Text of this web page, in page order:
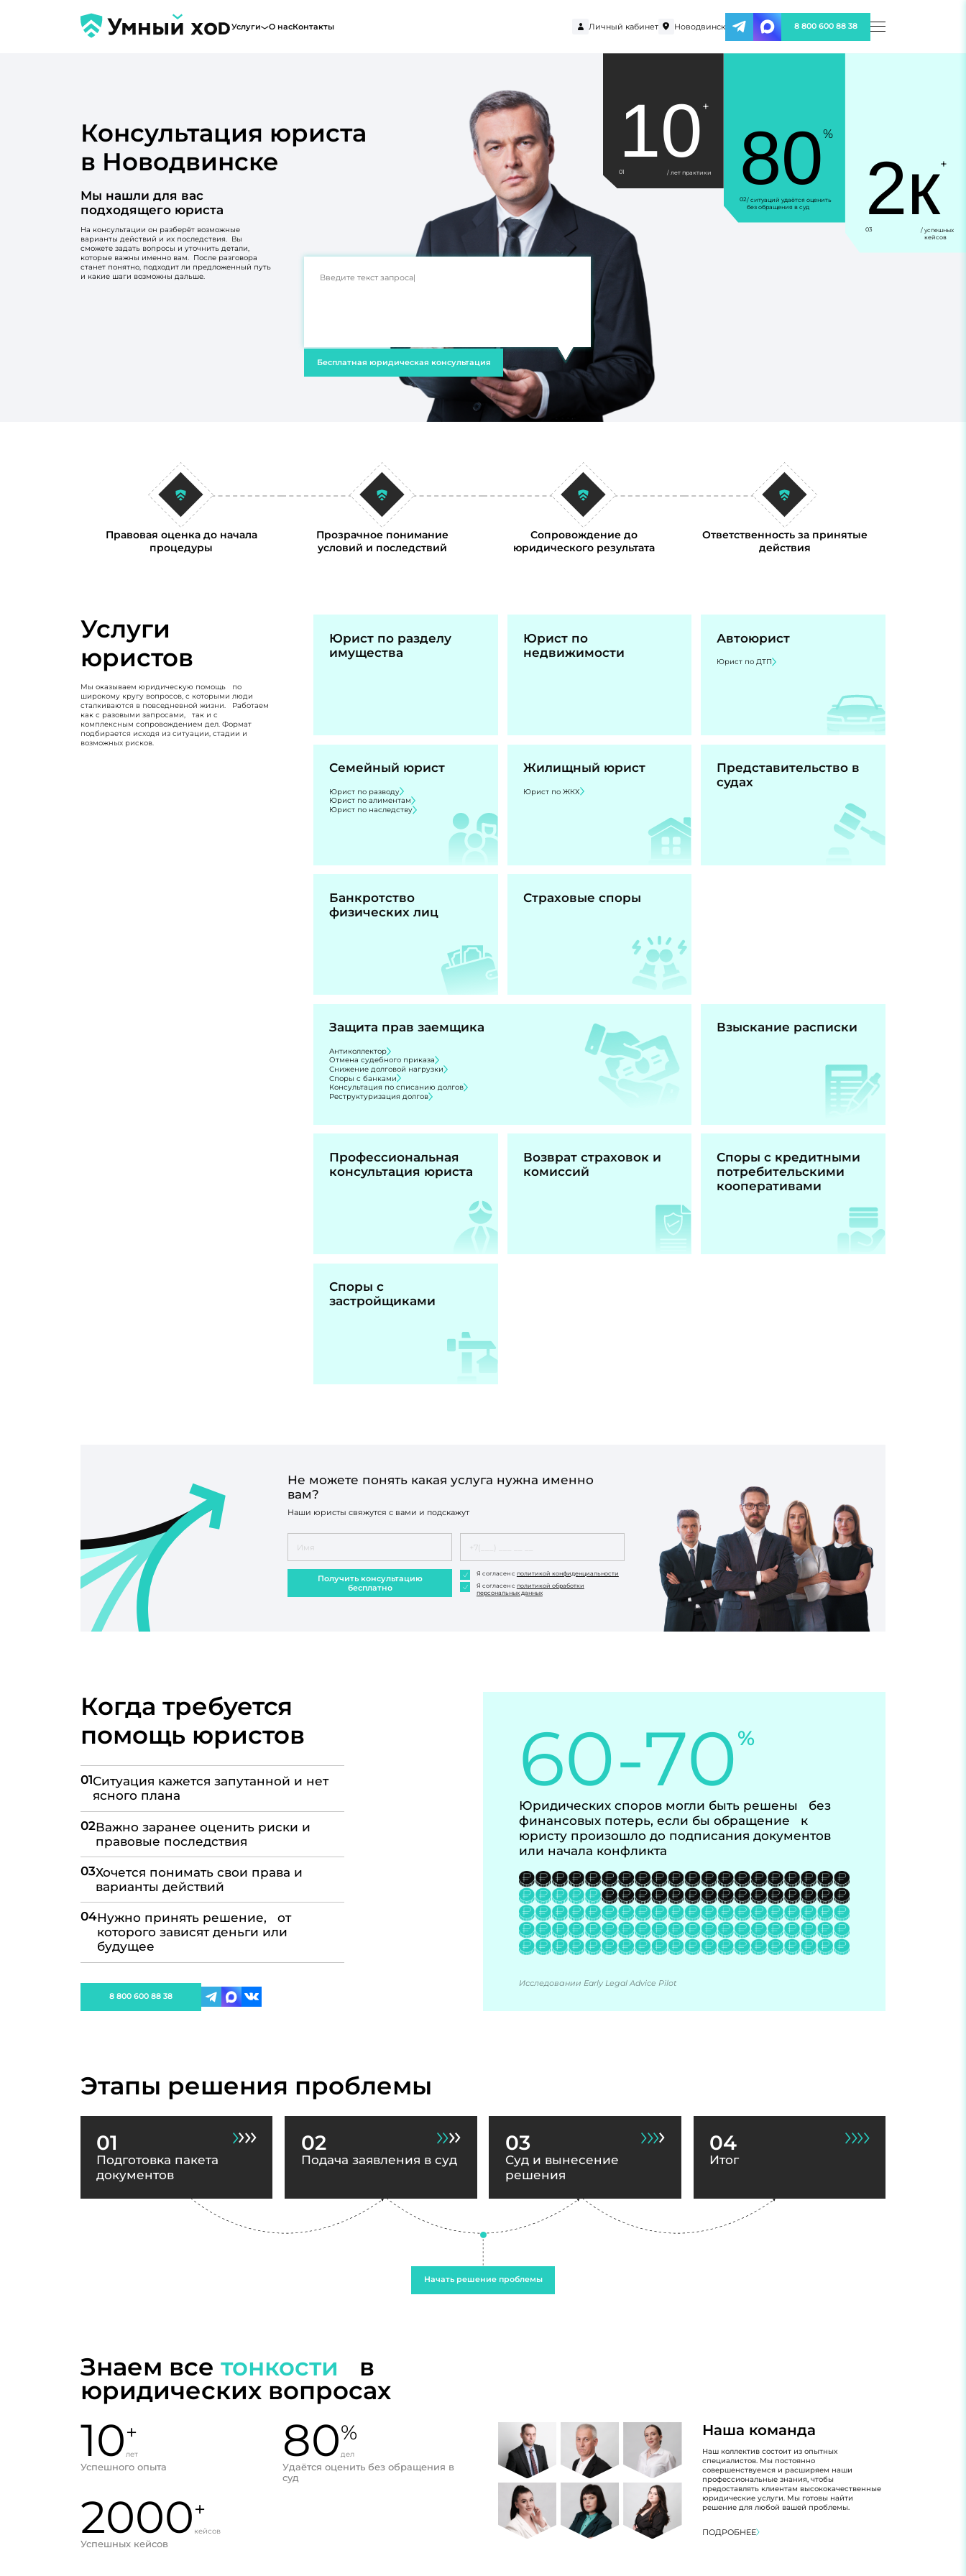
Услуги О насКонтакты Личный кабинет Новодвинск 8 800 600 88 38
Консультация юриста
в Новодвинске
Мы нашли для вас
подходящего юриста
На консультации он разберёт возможные
варианты действий и их последствия. Вы
сможете задать вопросы и уточнить детали,
которые важны именно вам. После разговора
станет понятно, подходит ли предложенный путь
и какие шаги возможны дальше.
Бесплатная юридическая консультация
10 +
01 / лет практики 80%
02/ ситуаций удаётся оценить
без обращения в суд
2к+
03
/ успешных
кейсов
Правовая оценка до начала
процедуры
Прозрачное понимание
условий и последствий
Сопровождение до
юридического результата
Ответственность за принятые
действия
Услуги
юристов
Мы оказываем юридическую помощь по
широкому кругу вопросов, с которыми люди
сталкиваются в повседневной жизни. Работаем
как с разовыми запросами, так и с
комплексным сопровождением дел. Формат
подбирается исходя из ситуации, стадии и
возможных рисков.
Юрист по разделу
имущества
Юрист по
недвижимости
Автоюрист
Юрист по ДТП
Семейный юрист
Юрист по разводу
Юрист по алиментам
Юрист по наследству
Жилищный юрист
Юрист по ЖКХ
Представительство в
судах
Банкротство
физических лиц
Страховые споры
Защита прав заемщика
Антиколлектор
Отмена судебного приказа
Снижение долговой нагрузки
Споры с банками
Консультация по списанию долгов
Реструктуризация долгов
Взыскание расписки
Профессиональная
консультация юриста
Возврат страховок и
комиссий
Споры с кредитными
потребительскими
кооперативами
Споры с
застройщиками
Не можете понять какая услуга нужна именно
вам?
Наши юристы свяжутся с вами и подскажут
Получить консультацию
бесплатно
Я согласен с политикой конфиденциальности
Я согласен с политикой обработки
персональных данных
Когда требуется
помощь юристов
01Ситуация кажется запутанной и нет
ясного плана
02Важно заранее оценить риски и
правовые последствия
03Хочется понимать свои права и
варианты действий
04Нужно принять решение, от
которого зависят деньги или
будущее
8 800 600 88 38
60-70%
Юридических споров могли быть решены без
финансовых потерь, если бы обращение к
юристу произошло до подписания документов
или начала конфликта
Исследовании Early Legal Advice Pilot
Этапы решения проблемы
01
Подготовка пакета
документов
02
Подача заявления в суд
03
Суд и вынесение
решения
04
Итог
Начать решение проблемы
Знаем все тонкости в
юридических вопросах
10+
лет
Успешного опыта
80%
дел
Удаётся оценить без обращения в
суд
2000+
кейсов
Успешных кейсов
Наша команда
Наш коллектив состоит из опытных
специалистов. Мы постоянно
совершенствуемся и расширяем наши
профессиональные знания, чтобы
предоставлять клиентам высококачественные
юридические услуги. Мы готовы найти
решение для любой вашей проблемы.
ПОДРОБНЕЕ